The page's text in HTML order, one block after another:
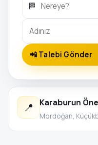
🏁
📲 Talebi Gönder
📍 Karaburun
Mordoğan,